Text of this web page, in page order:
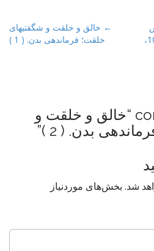
← خالق و خلقت و شگفتیهای
خلقت؛ فرماندهی بدن. ( 1 )
گام به گام متره بر آورد، گام 108،
خالق و خلقت و
بدن. ( 2 )
”
شد. بخش‌های موردنیاز